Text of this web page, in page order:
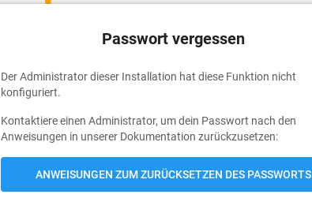
Passwort vergessen
Der Administrator dieser Installation hat diese Funktion nicht
konfiguriert.
Kontaktiere einen Administrator, um dein Passwort nach den
Anweisungen in unserer Dokumentation zurückzusetzen:
ANWEISUNGEN ZUM ZURÜCKSETZEN DES PASSWORTS